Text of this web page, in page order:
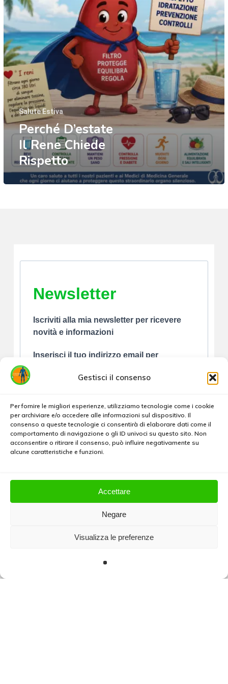
Gestisci il consenso
Per fornire le migliori esperienze, utilizziamo tecnologie come i cookie
per archiviare e/o accedere alle informazioni sul dispositivo. Il
consenso a queste tecnologie ci consentirà di elaborare dati come il
comportamento di navigazione o gli ID univoci su questo sito. Non
acconsentire o ritirare il consenso, può influire negativamente su
alcune caratteristiche e funzioni.
Accettare
Negare
Visualizza le preferenze
Rispetto
Salute Estiva
Perché D’estate
Il Rene Chiede
Rispetto
Newsletter
Iscriviti alla mia newsletter per ricevere
novità e informazioni
Inserisci il tuo indirizzo email per
Accetto le condizioni generali e di ricevere
le newsletter